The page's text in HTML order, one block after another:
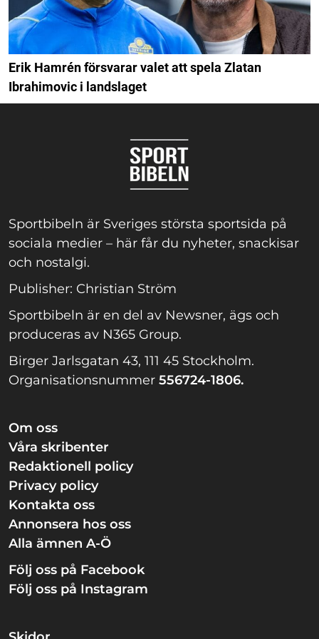
Erik Hamrén försvarar valet att spela Zlatan
Ibrahimovic i landslaget
Sportbibeln är Sveriges största sportsida på
sociala medier – här får du nyheter, snackisar
och nostalgi.
Publisher: Christian Ström
Sportbibeln är en del av Newsner, ägs och
produceras av N365 Group.
Birger Jarlsgatan 43, 111 45 Stockholm.
Organisationsnummer 556724-1806.
Om oss
Våra skribenter
Redaktionell policy
Privacy policy
Kontakta oss
Annonsera hos oss
Alla ämnen A-Ö
Följ oss på Facebook
Följ oss på Instagram